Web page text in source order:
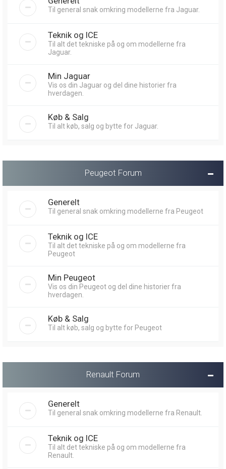
Til general snak omkring modellerne fra Jaguar.
Teknik og ICE
Til alt det tekniske på og om modellerne fra
Jaguar.
Min Jaguar
Vis os din Jaguar og del dine historier fra
hverdagen.
Køb & Salg
Til alt køb, salg og bytte for Jaguar.
Peugeot Forum
Generelt
Til general snak omkring modellerne fra Peugeot
Teknik og ICE
Til alt det tekniske på og om modellerne fra
Peugeot
Min Peugeot
Vis os din Peugeot og del dine historier fra
hverdagen.
Køb & Salg
Til alt køb, salg og bytte for Peugeot
Renault Forum
Generelt
Til general snak omkring modellerne fra Renault.
Teknik og ICE
Til alt det tekniske på og om modellerne fra
Renault.